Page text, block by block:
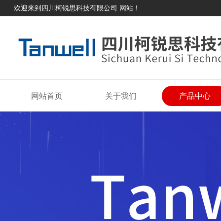
欢迎来到四川柯锐思科技有限公司 网站！
网站首页 关于我们 产品中心